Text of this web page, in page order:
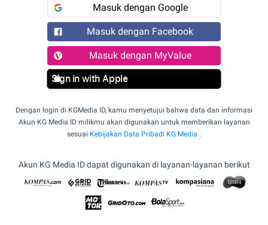
Masuk dengan Google
Masuk dengan Facebook
Masuk dengan MyValue
Sign in with Apple
Dengan login di KGMedia ID, kamu menyetujui bahwa data dan informasi
Akun KG Media ID milikmu akan digunakan untuk memberikan layanan
sesuai Kebijakan Data Pribadi KG Media .
Akun KG Media ID dapat digunakan di layanan-layanan berikut